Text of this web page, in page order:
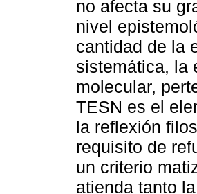
no afecta su
nivel
cantidad de la
sistemática, la
molecular,
TESN es el
la reflexión
requisito de
un criterio
atienda tanto